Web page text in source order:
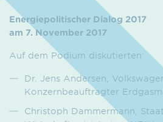
Energiepolitischer Dialog 2017
am 7. November 2017
Auf dem Podium diskutierten:
Dr. Jens Andersen,
Konzernbeauftragter
Christoph Dammermann,